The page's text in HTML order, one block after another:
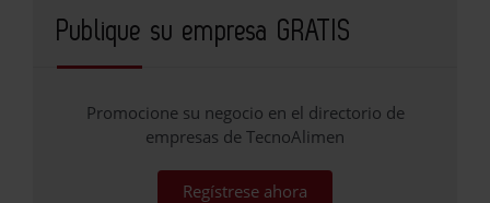
Publique su empresa GRATIS
Promocione su negocio en el directorio de
empresas de TecnoAlimen
Regístrese ahora